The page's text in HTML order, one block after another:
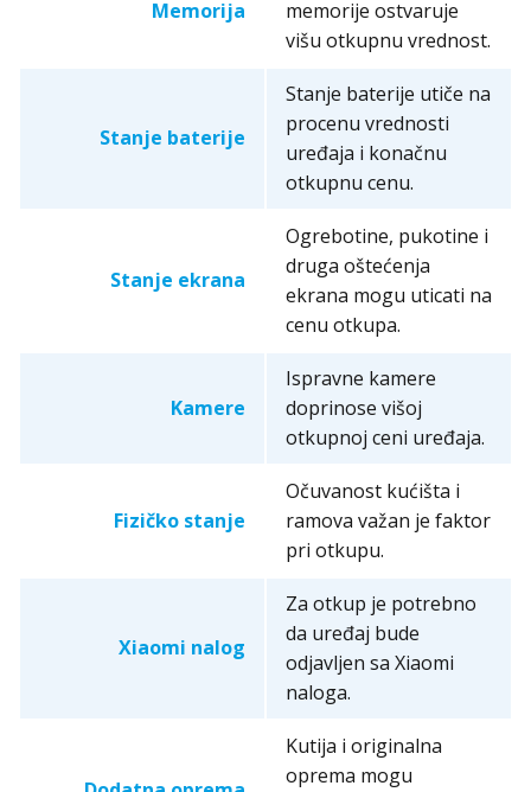
Memorija
memorije ostvaruje
višu otkupnu vrednost.
Stanje baterije
Stanje baterije utiče na
procenu vrednosti
uređaja i konačnu
otkupnu cenu.
Stanje ekrana
Ogrebotine, pukotine i
druga oštećenja
ekrana mogu uticati na
cenu otkupa.
Kamere
Ispravne kamere
doprinose višoj
otkupnoj ceni uređaja.
Fizičko stanje
Očuvanost kućišta i
ramova važan je faktor
pri otkupu.
Xiaomi nalog
Za otkup je potrebno
da uređaj bude
odjavljen sa Xiaomi
naloga.
Kutija i originalna
oprema mogu